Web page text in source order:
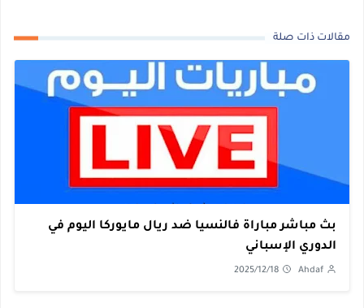
مقالات ذات صلة
بث مباشر مباراة فالنسيا ضد ريال مايوركا اليوم في
الدوري الإسباني
Ahdaf
2025/12/18